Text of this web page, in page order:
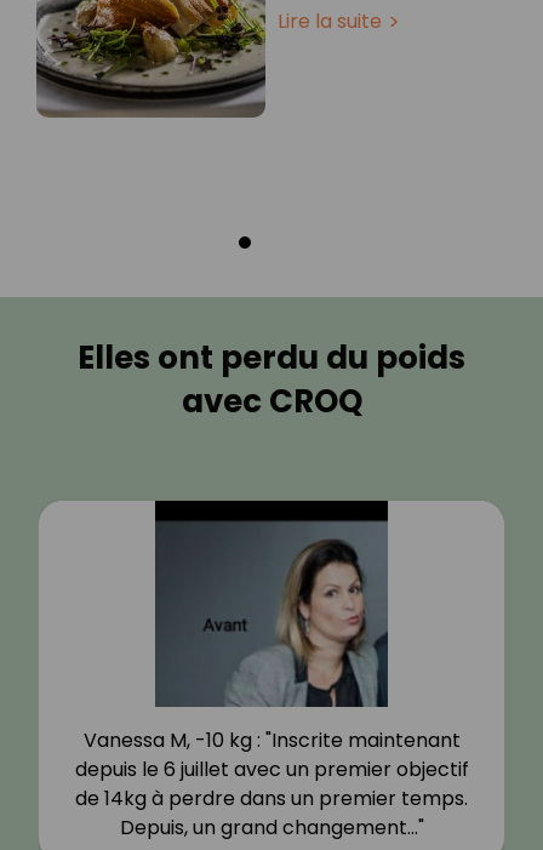
Lire la suite
Elles ont perdu du poids
avec CROQ
Vanessa M, -10 kg : "Inscrite maintenant
depuis le 6 juillet avec un premier objectif
de 14kg à perdre dans un premier temps.
Depuis, un grand changement…"